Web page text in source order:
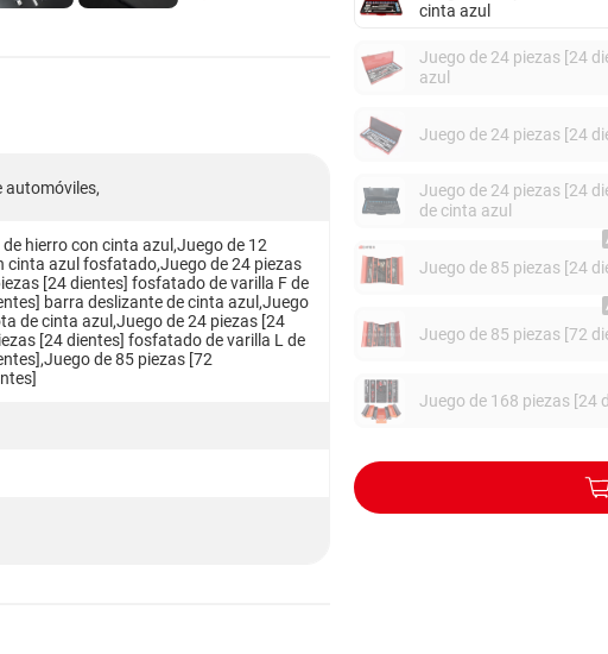
automóviles,
hierro con cinta azul,Juego de 12
cinta azul fosfatado,Juego de 24 piezas
[24 dientes] fosfatado de varilla F de
barra deslizante de cinta azul,Juego
de cinta azul,Juego de 24 piezas [24
[24 dientes] fosfatado de varilla L de
de 85 piezas [72
cinta azul
Juego de 24 piezas [24
azul
Juego de 24 piezas [24
Juego de 24 piezas [24
de cinta azul
Juego de 85 piezas [24
Juego de 85 piezas [72
Juego de 168 piezas [24